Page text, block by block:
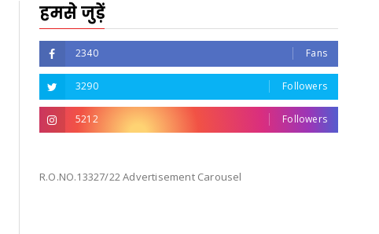
हमसे जुड़ें
2340 Fans
3290 Followers
5212 Followers
R.O.NO.13327/22 Advertisement Carousel